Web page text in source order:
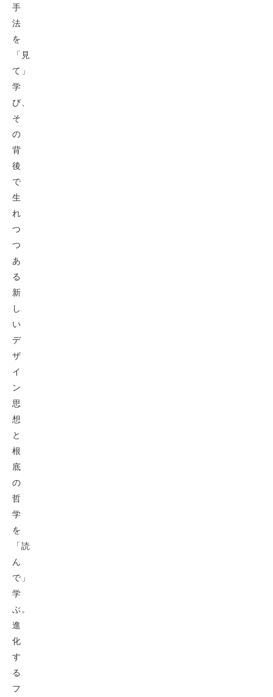
手
法
を
「見
て」
学
び、
そ
の
背
後
で
生
れ
つ
つ
あ
る
新
し
い
デ
ザ
イ
ン
思
想
と
根
底
の
哲
学
を
「読
ん
で」
学
ぶ。
進
化
す
る
フ